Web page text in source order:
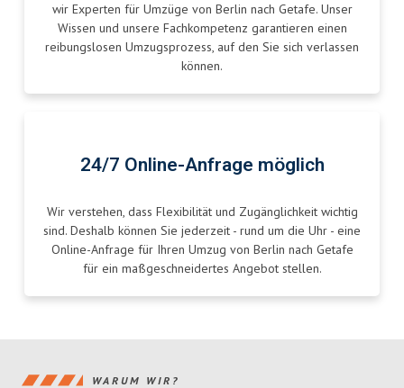
wir Experten für Umzüge von Berlin nach Getafe. Unser
Wissen und unsere Fachkompetenz garantieren einen
reibungslosen Umzugsprozess, auf den Sie sich verlassen
können.
24/7 Online-Anfrage möglich
Wir verstehen, dass Flexibilität und Zugänglichkeit wichtig
sind. Deshalb können Sie jederzeit - rund um die Uhr - eine
Online-Anfrage für Ihren Umzug von Berlin nach Getafe
für ein maßgeschneidertes Angebot stellen.
WARUM WIR?